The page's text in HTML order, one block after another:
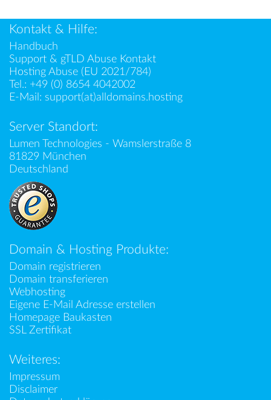
Kontakt & Hilfe:
Handbuch
Support & gTLD Abuse Kontakt
Hosting Abuse (EU 2021/784)
Tel.: +49 (0) 8654 4042002
E-Mail: support(at)alldomains.hosting
Server Standort:
Lumen Technologies - Wamslerstraße 8
81829 München
Deutschland
Domain & Hosting Produkte:
Domain registrieren
Domain transferieren
Webhosting
Eigene E-Mail Adresse erstellen
Homepage Baukasten
SSL Zertifikat
Weiteres:
Impressum
Disclaimer